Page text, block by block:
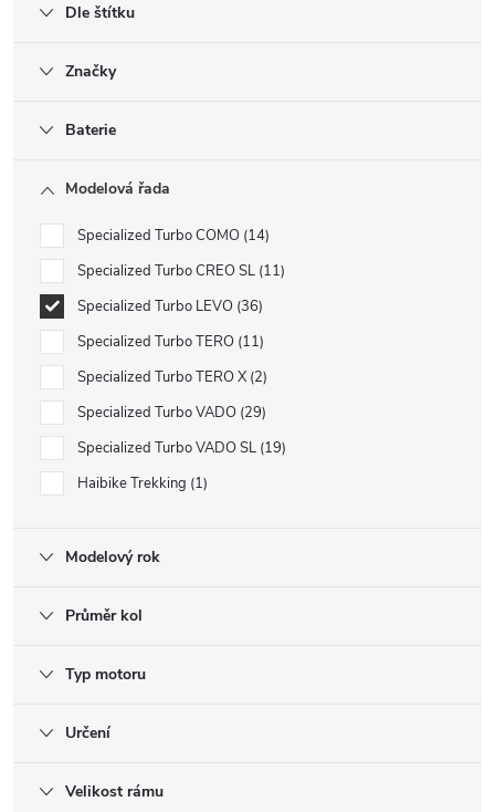
Dle štítku
Značky
Baterie
Modelová řada
Specialized Turbo COMO 14
Specialized Turbo CREO SL 11
Specialized Turbo LEVO 36
Specialized Turbo TERO 11
Specialized Turbo TERO X 2
Specialized Turbo VADO 29
Specialized Turbo VADO SL 19
Haibike Trekking 1
Modelový rok
Průměr kol
Typ motoru
Určení
Velikost rámu